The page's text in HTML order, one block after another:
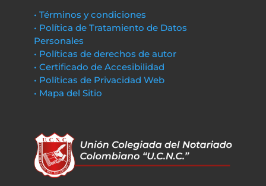
• Términos y condiciones
• Política de Tratamiento de Datos
Personales
• Políticas de derechos de autor
• Certificado de Accesibilidad
• Políticas de Privacidad Web
• Mapa del Sitio